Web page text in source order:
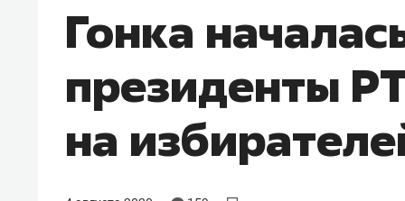
Гонка
президенты
на
Василь Мазитов
МАРТ
«Не зная местных
правил, бизнес может
потерять минимум
полгода»